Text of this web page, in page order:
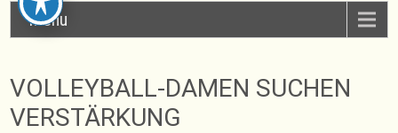
Menu
VOLLEYBALL-DAMEN SUCHEN
VERSTÄRKUNG